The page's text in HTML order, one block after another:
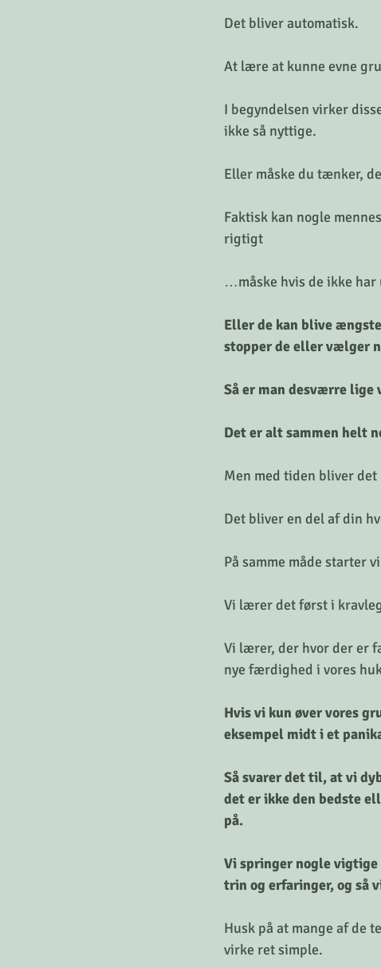
Det bliver automatisk.
At lære at kunne evne
I begyndelsen virker
ikke så nyttige.
Eller måske du tænker,
Faktisk kan nogle
rigtigt
…måske hvis de ikke
Eller de kan blive
stopper de eller vælger
Så er man desværre lige
Det er alt sammen helt
Men med tiden bliver
Det bliver en del af din
På samme måde starter
Vi lærer det først i
Vi lærer, der hvor der er
nye færdighed i vores
Hvis vi kun øver vores
eksempel midt i et
Så svarer det til, at vi
det er ikke den bedste
på.
Vi springer nogle
trin og erfaringer, og så
Husk på at mange af de
virke ret simple.